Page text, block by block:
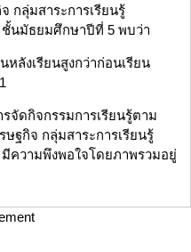
กลุ่มสาระการเรียนรู้
นมัธยมศึกษาปีที่ 5 พบว่า
หลังเรียนสูงกว่าก่อนเรียน
จัดกิจกรรมการเรียนรู้ตาม
ษฐกิจ กลุ่มสาระการเรียนรู้
ความพึงพอใจโดยภาพรวมอยู่